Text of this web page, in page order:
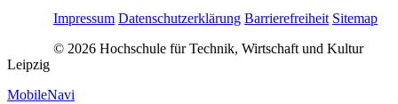
Impressum Datenschutzerklärung Barrierefreiheit Sitemap
© 2026 Hochschule für Technik, Wirtschaft und Kultur
Leipzig
MobileNavi